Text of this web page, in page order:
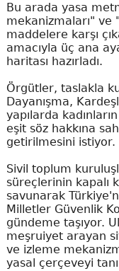
Bu arada yasa
mekanizmaları" ve
maddelere karşı
amacıyla üç ana
haritası hazırladı.
Örgütler, taslakla
Dayanışma,
yapılarda
eşit söz hakkına
getirilmesini istiyor.
Sivil toplum
süreçlerinin kapalı
savunarak
Milletler Güvenlik
gündeme taşıyor.
meşruiyet arayan
ve izleme
yasal çerçeveyi